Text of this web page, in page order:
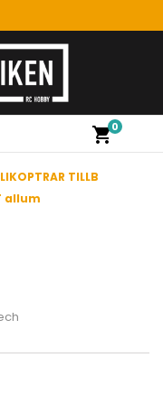
shopping_cart0
TILLB
allum